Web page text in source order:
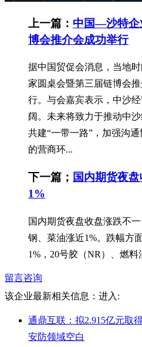
上一篇： 中国—沙特企
博会推介会成功举行
据中国贸促会消息，当地
家圆桌会暨第三届链博会
行。与会嘉宾表示，中沙
阔。未来将致力于推动中
共建“一带一路”，加强沟
的营商环...
下一篇； 国内期货夜
1%
国内期货夜盘收盘涨跌不
钢、菜油涨近1%。跌幅方
1%，20号胶（NR）、燃料
留言咨询
该企业最新相关信息： 进入:
通鼎互联：拟2.915亿元取
安防领域空白